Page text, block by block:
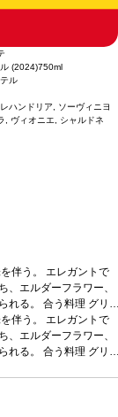
(2024)750ml
ル
ハンドリア, ソーヴィニヨ
, ヴィオニエ, シャルドネ
伴う。 エレガントで
エルダーフラワー、
れる。 合う料理 グリ
またそのままアペリテ
65%、ソーヴィニヨ
ドネ 5%*本ヴィンテー
伴う。 エレガントで
エルダーフラワー、
れる。 合う料理 グリ
ネ 5%